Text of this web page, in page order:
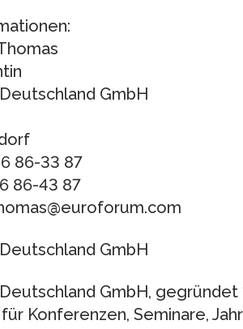
GmbH
86-33 87
86-43 87
GmbH
Deutschland GmbH,
Konferenzen, Seminare,